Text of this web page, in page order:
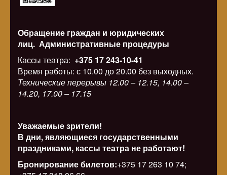
Обращение граждан и юридических
лиц. Административные процедуры
Кассы театра: +375 17 243-10-41
Время работы: с 10.00 до 20.00 без выходных.
Технические перерывы 12.00 – 12.15, 14.00 –
14.20, 17.00 – 17.15
Уважаемые зрители!
В дни, являющиеся государственными
праздниками, кассы театра не работают!
Бронирование билетов:+375 17 263 10 74;